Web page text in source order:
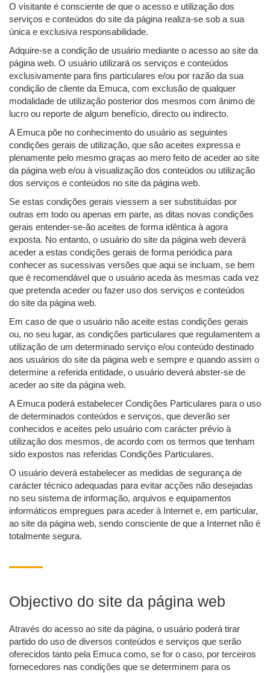
O visitante é consciente de que o acesso e utilização dos
serviços e conteúdos do site da página realiza-se sob a sua
única e exclusiva responsabilidade.
Adquire-se a condição de usuário mediante o acesso ao site da
página web. O usuário utilizará os serviços e conteúdos
exclusivamente para fins particulares e/ou por razão da sua
condição de cliente da Emuca, com exclusão de qualquer
modalidade de utilização posterior dos mesmos com ânimo de
lucro ou reporte de algum benefício, directo ou indirecto.
A Emuca põe no conhecimento do usuário as seguintes
condições gerais de utilização, que são aceites expressa e
plenamente pelo mesmo graças ao mero feito de aceder ao site
da página web e/ou à visualização dos conteúdos ou utilização
dos serviços e conteúdos no site da página web.
Se estas condições gerais viessem a ser substituídas por
outras em todo ou apenas em parte, as ditas novas condições
gerais entender-se-ão aceites de forma idêntica à agora
exposta. No entanto, o usuário do site da página web deverá
aceder a estas condições gerais de forma periódica para
conhecer as sucessivas versões que aqui se incluam, se bem
que é recomendável que o usuário aceda às mesmas cada vez
que pretenda aceder ou fazer uso dos serviços e conteúdos
do site da página web.
Em caso de que o usuário não aceite estas condições gerais
ou, no seu lugar, as condições particulares que regulamentem a
utilização de um determinado serviço e/ou conteúdo destinado
aos usuários do site da página web e sempre e quando assim o
determine a referida entidade, o usuário deverá abster-se de
aceder ao site da página web.
A Emuca poderá estabelecer Condições Particulares para o uso
de determinados conteúdos e serviços, que deverão ser
conhecidos e aceites pelo usuário com carácter prévio à
utilização dos mesmos, de acordo com os termos que tenham
sido expostos nas referidas Condições Particulares.
O usuário deverá estabelecer as medidas de segurança de
carácter técnico adequadas para evitar acções não desejadas
no seu sistema de informação, arquivos e equipamentos
informáticos empregues para aceder à Internet e, em particular,
ao site da página web, sendo consciente de que a Internet não é
totalmente segura.
Objectivo do site da página web
Através do acesso ao site da página, o usuário poderá tirar
partido do uso de diversos conteúdos e serviços que serão
oferecidos tanto pela Emuca como, se for o caso, por terceiros
fornecedores nas condições que se determinem para os